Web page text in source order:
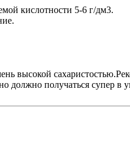
кислотности 5-6 г/дм3.
высокой
должно получаться супер в